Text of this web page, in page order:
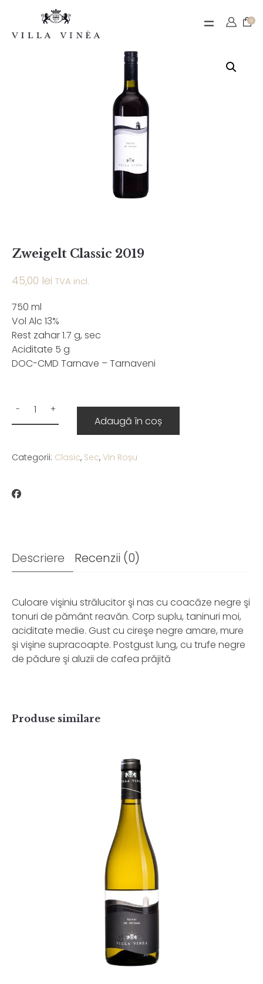
0
Contact
Termeni de utilizare
Zweigelt Classic 2019
45,00 lei TVA incl.
750 ml
Vol Alc 13%
Rest zahar 1.7 g, sec
Aciditate 5 g
DOC-CMD Tarnave – Tarnaveni
Adaugă în coș
Categorii: Clasic, Sec, Vin Roșu
Descriere Recenzii (0)
Culoare vişiniu strălucitor şi nas cu coacăze negre şi
tonuri de pământ reavăn. Corp suplu, taninuri moi,
aciditate medie. Gust cu cireşe negre amare, mure
şi vişine supracoapte. Postgust lung, cu trufe negre
de pădure şi aluzii de cafea prăjită
Produse similare
Kerner Premium 2024
51,00 TVA incl.
Nume utilizator sau adresă email